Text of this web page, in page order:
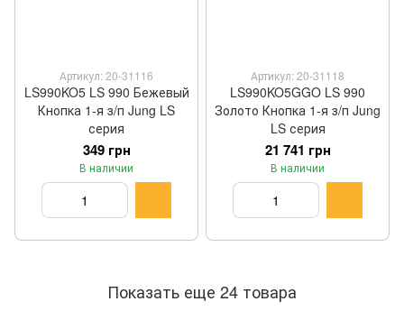
Артикул: 20-31116
LS990KO5 LS 990 Бежевый
Кнопка 1-я з/п Jung LS
серия
349 грн
В наличии
Артикул: 20-31118
LS990KO5GGO LS 990
Золото Кнопка 1-я з/п Jung
LS серия
21 741 грн
В наличии
Показать еще 24 товара